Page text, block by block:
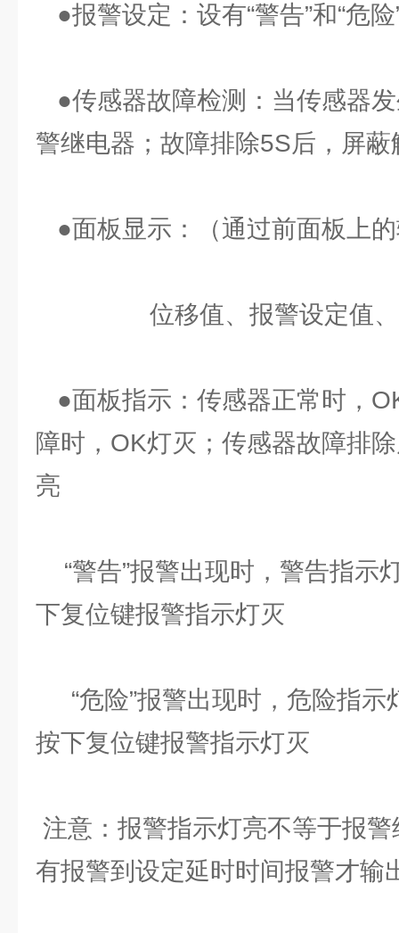
●报警设定：设有“警告”和“危
●传感器故障检测：当传感器
警继电器；故障排除5S后，屏
●面板显示：（通过前面板上
位移值、报警设定值、
●面板指示：传感器正常时，
障时，OK灯灭；传感器故障排
亮
“警告”报警出现时，警告指示
下复位键报警指示灯灭
“危险”报警出现时，危险指示
按下复位键报警指示灯灭
注意：报警指示灯亮不等于报
有报警到设定延时时间报警才输